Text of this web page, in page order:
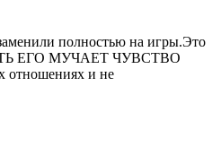
полностью на игры.Это
ЕГО МУЧАЕТ ЧУВСТВО
и не